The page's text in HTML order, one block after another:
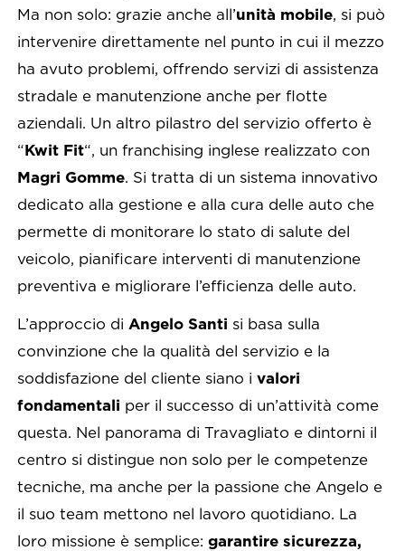
Ma non solo: grazie anche all’unità mobile, si può
intervenire direttamente nel punto in cui il mezzo
ha avuto problemi, offrendo servizi di assistenza
stradale e manutenzione anche per flotte
aziendali. Un altro pilastro del servizio offerto è
“Kwit Fit“, un franchising inglese realizzato con
Magri Gomme. Si tratta di un sistema innovativo
dedicato alla gestione e alla cura delle auto che
permette di monitorare lo stato di salute del
veicolo, pianificare interventi di manutenzione
preventiva e migliorare l’efficienza delle auto.
L’approccio di Angelo Santi si basa sulla
convinzione che la qualità del servizio e la
soddisfazione del cliente siano i valori
fondamentali per il successo di un’attività come
questa. Nel panorama di Travagliato e dintorni il
centro si distingue non solo per le competenze
tecniche, ma anche per la passione che Angelo e
il suo team mettono nel lavoro quotidiano. La
loro missione è semplice: garantire sicurezza,